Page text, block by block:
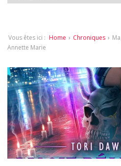
Vous êtes ici : Home › Chroniques ›
Annette Marie